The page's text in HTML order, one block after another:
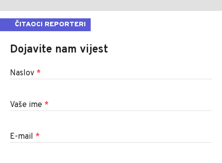
ČITAOCI REPORTERI
Dojavite nam vijest
Naslov *
Vaše ime *
E-mail *